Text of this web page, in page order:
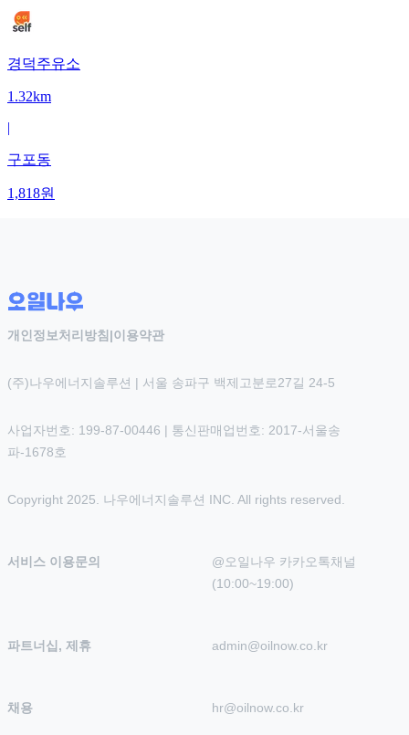
경덕주유소
1.32km
|
구포동
1,818원
개인정보처리방침 |이용약관
(주)나우에너지솔루션 | 서울 송파구 백제고분로27길 24-5
사업자번호: 199-87-00446 | 통신판매업번호: 2017-서울송
파-1678호
Copyright 2025. 나우에너지솔루션 INC. All rights reserved.
서비스 이용문의
@오일나우 카카오톡채널
(10:00~19:00)
파트너십, 제휴 admin@oilnow.co.kr
채용 hr@oilnow.co.kr